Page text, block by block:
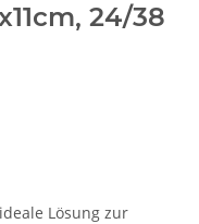
24/38
Lösung zur